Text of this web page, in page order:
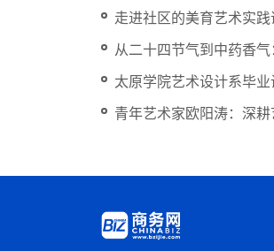
走进社区的美育艺术实
从二十四节气到中药香
太原学院艺术设计系毕
青年艺术家欧阳涛：深